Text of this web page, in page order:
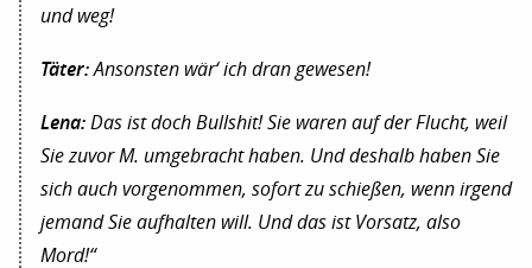
und weg!
Täter:Ansonsten wär‘ ich dran gewesen!
Lena: Das ist doch Bullshit! Sie waren auf der Flucht, weil
Sie zuvor M. umgebracht haben. Und deshalb haben Sie
sich auch vorgenommen, sofort zu schießen, wenn irgend
jemand Sie aufhalten will. Und das ist Vorsatz, also
Mord!“